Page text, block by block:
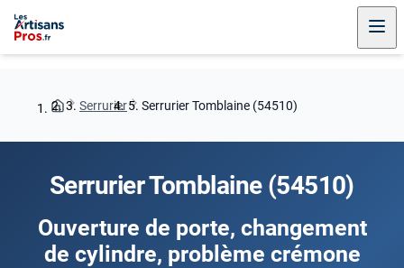
Serrurier Serrurier Tomblaine (54510)
Serrurier Tomblaine (54510)
Ouverture de porte, changement
de cylindre, problème crémone